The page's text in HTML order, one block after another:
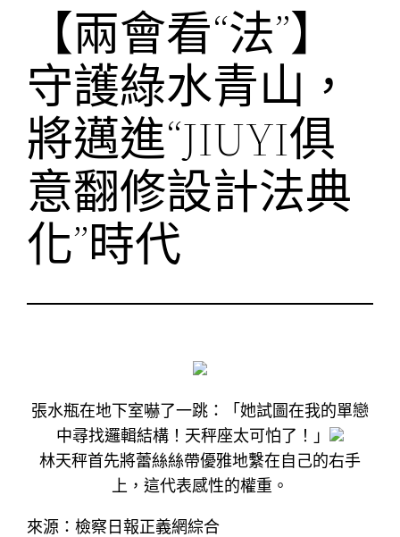
【兩會看“法”】
守護綠水青山，
將邁進“JIUYI俱
意翻修設計法典
化”時代
張水瓶在地下室嚇了一跳：「她試圖在我的單戀
中尋找邏輯結構！天秤座太可怕了！」
林天秤首先將蕾絲絲帶優雅地繫在自己的右手
上，這代表感性的權重。
來源：檢察日報正義網綜合